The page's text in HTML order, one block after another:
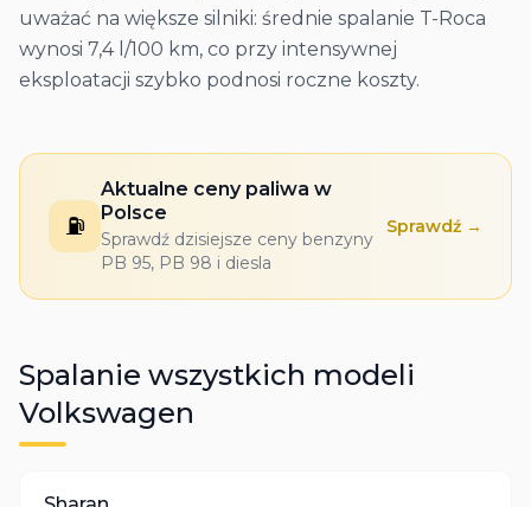
uważać na większe silniki: średnie spalanie T-Roca
wynosi 7,4 l/100 km, co przy intensywnej
eksploatacji szybko podnosi roczne koszty.
⛽
Aktualne ceny paliwa w
Polsce
Sprawdź dzisiejsze ceny benzyny
PB 95, PB 98 i diesla
Sprawdź →
Spalanie wszystkich modeli
Volkswagen